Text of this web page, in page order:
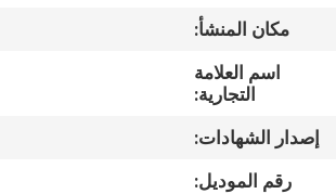
معلومات
جولة
مكان المنشأ:
اسم العلامة
التجارية:
إصدار الشهادات:
رقم الموديل: